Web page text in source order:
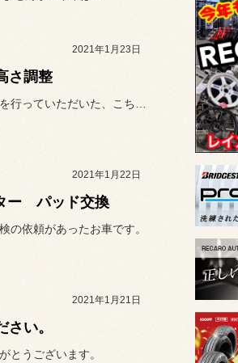
2021年1月23日
さ調整
2021年1月22日
ー パッド交換
の依頼があったお車です。
2021年1月21日
い。
とうございます。